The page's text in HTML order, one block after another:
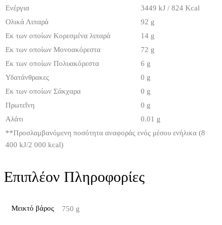
Ενέργια
3449 kJ / 824 Kcal
Ολικά Λιπαρά
92 g
Εκ των οποίων Κορεσμένα λιπαρά
14 g
Εκ των οποίων Μονοακόρεστα
72 g
Εκ των οποίων Πολυακόρεστα
6 g
Υδατάνθρακες
0 g
Εκ των οποίων Σάκχαρα
0 g
Πρωτεΐνη
0 g
Αλάτι
0.01 g
**Προσλαμβανόμενη ποσότητα αναφοράς ενός μέσου ενήλικα (8
400 kJ/2 000 kcal)
Επιπλέον Πληροφορίες
Μεικτό βάρος 750 g